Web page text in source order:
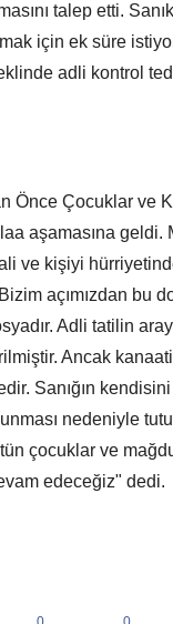
talep etti.
için ek süre
adli kontrol
Önce Çocuklar ve
aşamasına geldi.
ve kişiyi
açımızdan bu
Adli tatilin
Ancak
Sanığın
nedeniyle
çocuklar ve
edeceğiz" dedi.